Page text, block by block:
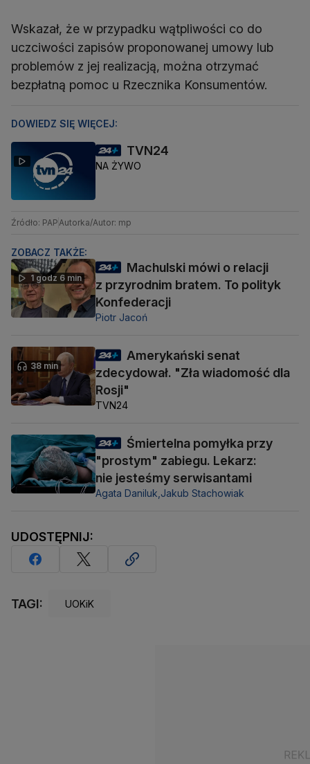
Wskazał, że w przypadku wątpliwości co do
uczciwości zapisów proponowanej umowy lub
problemów z jej realizacją, można otrzymać
bezpłatną pomoc u Rzecznika Konsumentów.
DOWIEDZ SIĘ WIĘCEJ:
TVN24
NA ŻYWO
Źródło: PAPAutorka/Autor: mp
ZOBACZ TAKŻE:
1 godz 6 min
Machulski mówi o relacji
z przyrodnim bratem. To polityk
Konfederacji
Piotr Jacoń
38 min
Amerykański senat
zdecydował. "Zła wiadomość dla
Rosji"
TVN24
Śmiertelna pomyłka przy
"prostym" zabiegu. Lekarz:
nie jesteśmy serwisantami
Agata Daniluk,Jakub Stachowiak
UDOSTĘPNIJ:
TAGI: UOKiK